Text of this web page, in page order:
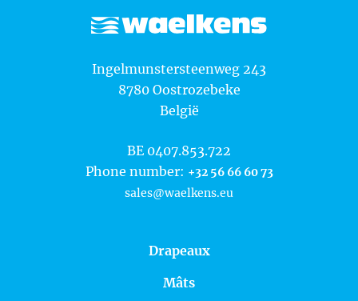
Ingelmunstersteenweg 243
8780 Oostrozebeke
België
BE 0407.853.722
Phone number: +32 56 66 60 73
sales@waelkens.eu
Drapeaux
Mâts